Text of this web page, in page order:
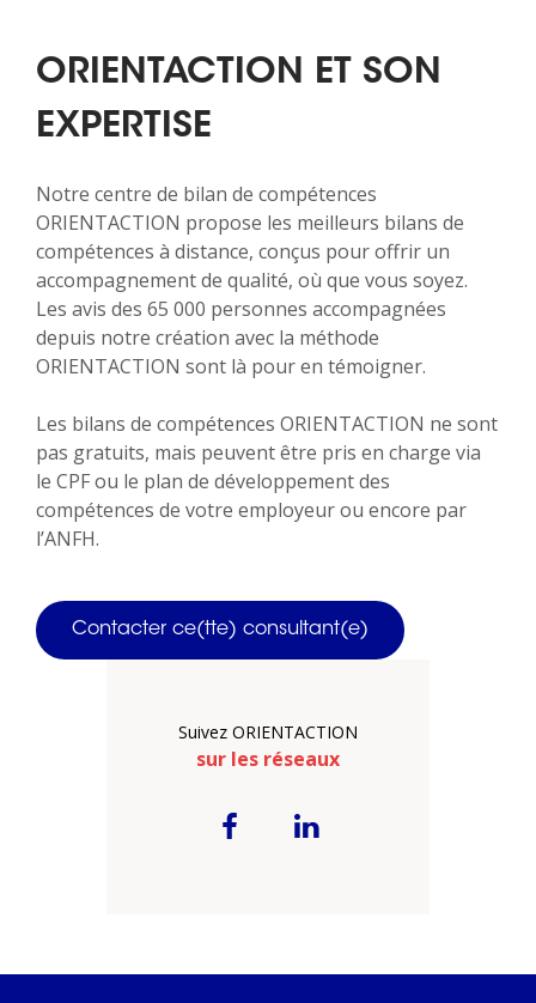
ORIENTACTION ET SON
EXPERTISE
Notre centre de bilan de compétences
ORIENTACTION propose les meilleurs bilans de
compétences à distance, conçus pour offrir un
accompagnement de qualité, où que vous soyez.
Les avis des 65 000 personnes accompagnées
depuis notre création avec la méthode
ORIENTACTION sont là pour en témoigner.
Les bilans de compétences ORIENTACTION ne sont
pas gratuits, mais peuvent être pris en charge via
le CPF ou le plan de développement des
compétences de votre employeur ou encore par
l’ANFH.
Contacter ce(tte) consultant(e)
Suivez ORIENTACTION
sur les réseaux